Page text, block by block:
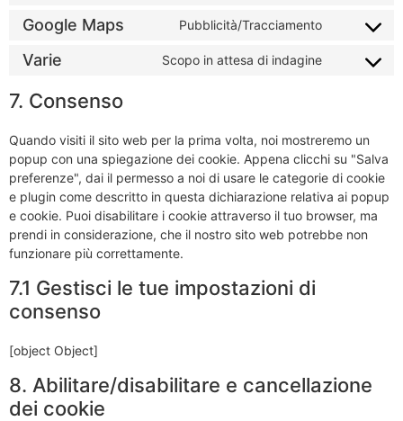
Google Maps Pubblicità/Tracciamento
Varie Scopo in attesa di indagine
7. Consenso
Quando visiti il sito web per la prima volta, noi mostreremo un
popup con una spiegazione dei cookie. Appena clicchi su "Salva
preferenze", dai il permesso a noi di usare le categorie di cookie
e plugin come descritto in questa dichiarazione relativa ai popup
e cookie. Puoi disabilitare i cookie attraverso il tuo browser, ma
prendi in considerazione, che il nostro sito web potrebbe non
funzionare più correttamente.
7.1 Gestisci le tue impostazioni di
consenso
[object Object]
8. Abilitare/disabilitare e cancellazione
dei cookie